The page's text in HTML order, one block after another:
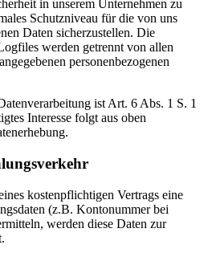
in unserem Unternehmen zu
Schutzniveau für die von uns
Daten sicherzustellen. Die
werden getrennt von allen
personenbezogenen
ist Art. 6 Abs. 1 S. 1
Interesse folgt aus oben
kostenpflichtigen Vertrags eine
(z.B. Kontonummer bei
werden diese Daten zur